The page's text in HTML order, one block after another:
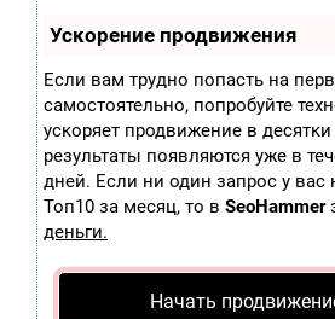
Ускорение продвижения
Если вам трудно попасть на
самостоятельно, попробуйте
ускоряет продвижение в
результаты появляются уже в
дней. Если ни один запрос у вас
Топ10 за месяц, то в SeoHammer
деньги.
Начать